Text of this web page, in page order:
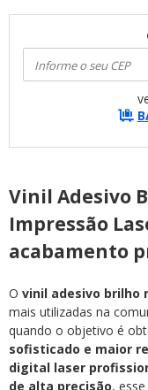
Vinil Adesivo
Impressão
acabamento
O vinil adesivo brilho
mais utilizadas na
quando o objetivo é
sofisticado e maior
digital laser
de alta precisão,